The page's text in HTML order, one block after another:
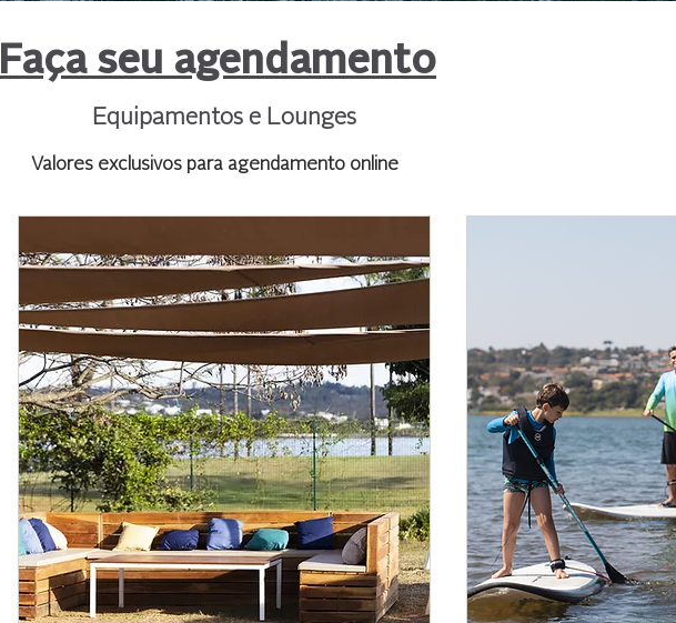
Faça seu agendamento
Equipamentos e Lounges
Valores exclusivos para agendamento online